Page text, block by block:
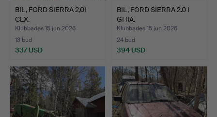
BIL, FORD SIERRA 2,0I
CLX.
Klubbades 15 jun 2026
13 bud
337 USD
BIL, FORD SIERRA 2.0 I
GHIA.
Klubbades 15 jun 2026
24 bud
394 USD